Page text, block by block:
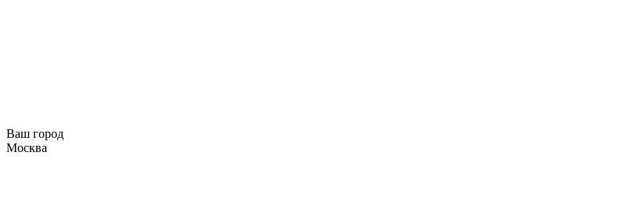
Ваш город
Москва